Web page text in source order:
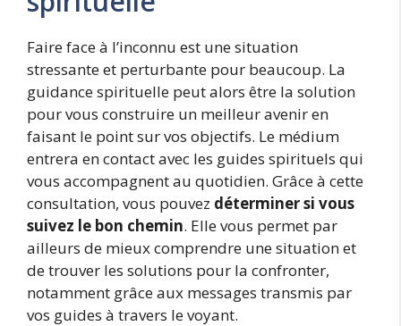
Faire face à l’inconnu est une situation
stressante et perturbante pour beaucoup. La
guidance spirituelle peut alors être la solution
pour vous construire un meilleur avenir en
faisant le point sur vos objectifs. Le médium
entrera en contact avec les guides spirituels qui
vous accompagnent au quotidien. Grâce à cette
consultation, vous pouvez déterminer si vous
suivez le bon chemin. Elle vous permet par
ailleurs de mieux comprendre une situation et
de trouver les solutions pour la confronter,
notamment grâce aux messages transmis par
vos guides à travers le voyant.